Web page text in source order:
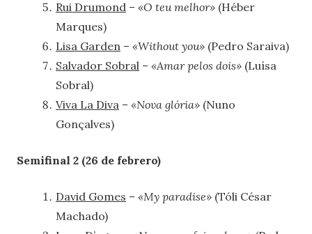
Rui Drumond – «O teu melhor» (Héber
Marques)
Lisa Garden – «Without you» (Pedro Saraiva)
Salvador Sobral – «Amar pelos dois» (Luísa
Sobral)
Viva La Diva – «Nova glória» (Nuno
Gonçalves)
Semifinal 2 (26 de febrero)
David Gomes – «My paradise» (Tóli César
Machado)